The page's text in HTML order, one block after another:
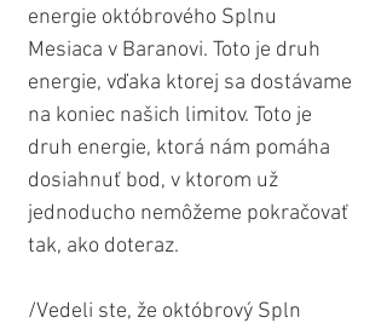
energie októbrového Splnu
Mesiaca v Baranovi. Toto je druh
energie, vďaka ktorej sa dostávame
na koniec našich limitov. Toto je
druh energie, ktorá nám pomáha
dosiahnuť bod, v ktorom už
jednoducho nemôžeme pokračovať
tak, ako doteraz.
/Vedeli ste, že októbrový Spln